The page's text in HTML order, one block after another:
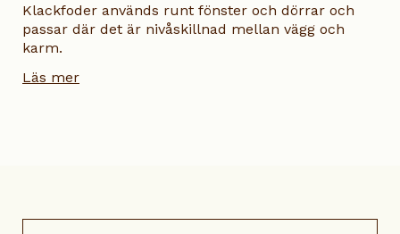
Klackfoder används runt fönster och dörrar och
passar där det är nivåskillnad mellan vägg och
karm.
Läs mer